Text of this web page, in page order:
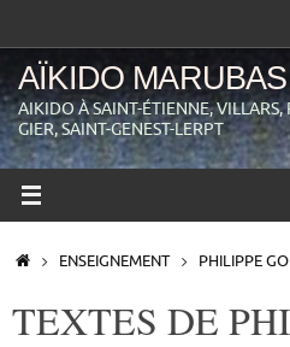
contenu
AÏKIDO
AIKIDO À SAINT-ÉTIENNE,
GIER, SAINT-GENEST-LERPT
ACCUEIL
ENSEIGNEMENT PHILIPPE
TEXTES DE